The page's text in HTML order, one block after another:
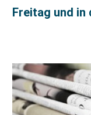
Freitag und in